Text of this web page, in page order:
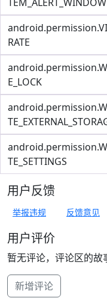
RATE
E_LOCK
TE_SETTINGS
用户反馈
举报违规 反馈意见
用户评价
暂无评论，评论区的故
新增评论